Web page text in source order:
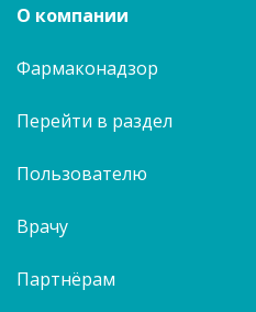
О компании
Фармаконадзор
Перейти в раздел
Пользователю
Врачу
Партнёрам